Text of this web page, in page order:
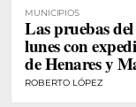
MUNICIPIOS
Las pruebas
lunes con
de Henares y
ROBERTO LÓPEZ